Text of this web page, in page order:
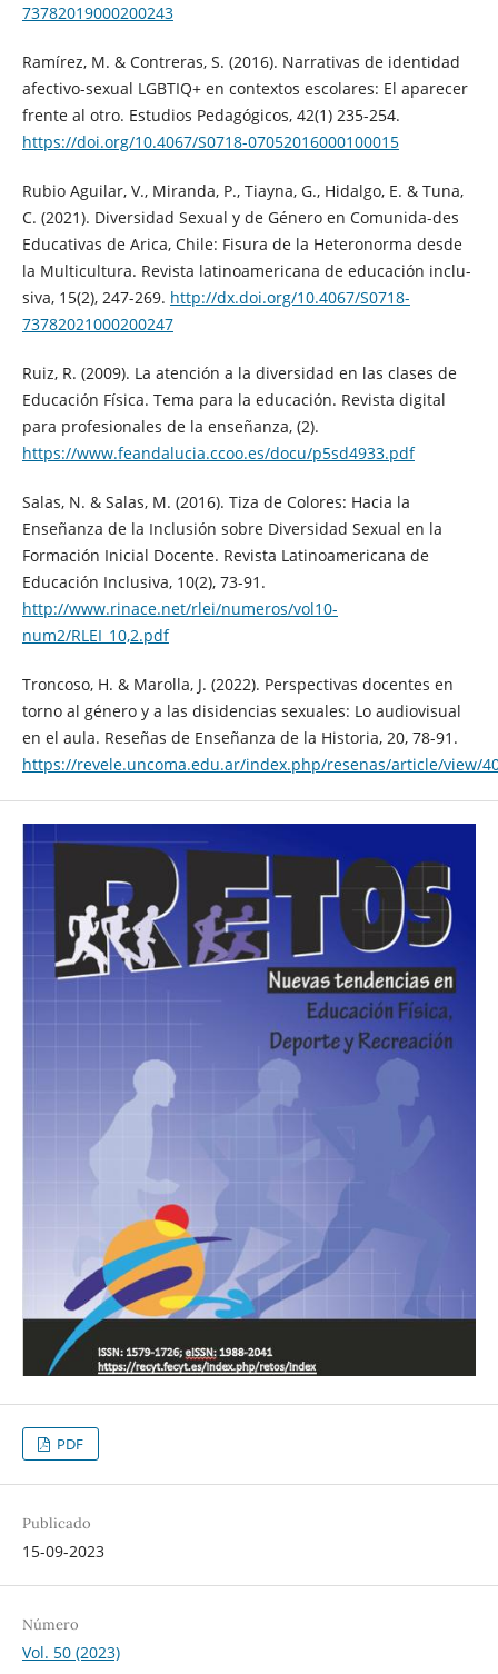
73782019000200243
Ramírez, M. & Contreras, S. (2016). Narrativas de identidad
afectivo-sexual LGBTIQ+ en contextos escolares: El aparecer
frente al otro. Estudios Pedagógicos, 42(1) 235-254.
https://doi.org/10.4067/S0718-07052016000100015
Rubio Aguilar, V., Miranda, P., Tiayna, G., Hidalgo, E. & Tuna,
C. (2021). Diversidad Sexual y de Género en Comunida-des
Educativas de Arica, Chile: Fisura de la Heteronorma desde
la Multicultura. Revista latinoamericana de educación inclu-
siva, 15(2), 247-269. http://dx.doi.org/10.4067/S0718-
73782021000200247
Ruiz, R. (2009). La atención a la diversidad en las clases de
Educación Física. Tema para la educación. Revista digital
para profesionales de la enseñanza, (2).
https://www.feandalucia.ccoo.es/docu/p5sd4933.pdf
Salas, N. & Salas, M. (2016). Tiza de Colores: Hacia la
Enseñanza de la Inclusión sobre Diversidad Sexual en la
Formación Inicial Docente. Revista Latinoamericana de
Educación Inclusiva, 10(2), 73-91.
http://www.rinace.net/rlei/numeros/vol10-
num2/RLEI_10,2.pdf
Troncoso, H. & Marolla, J. (2022). Perspectivas docentes en
torno al género y a las disidencias sexuales: Lo audiovisual
en el aula. Reseñas de Enseñanza de la Historia, 20, 78-91.
https://revele.uncoma.edu.ar/index.php/resenas/article/view/
PDF
Publicado
15-09-2023
Número
Vol. 50 (2023)